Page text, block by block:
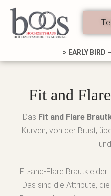
Zum
Inhalt
springen
> EARLY
Fit and
Das Fit and Flare
Kurven, von der Brust,
Fit-and-Flare Brautkleider
Das sind die Attribute,